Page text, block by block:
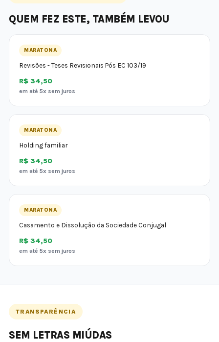
QUEM FEZ ESTE, TAMBÉM LEVOU
MARATONA
Revisões - Teses Revisionais Pós EC 103/19
R$ 34,50
em até 5x sem juros
MARATONA
Holding familiar
R$ 34,50
em até 5x sem juros
MARATONA
Casamento e Dissolução da Sociedade Conjugal
R$ 34,50
em até 5x sem juros
TRANSPARÊNCIA
SEM LETRAS MIÚDAS